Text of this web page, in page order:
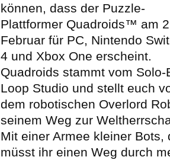
können, dass der Puzzle-
Plattformer Quadroids™ am
Februar für PC, Nintendo
4 und Xbox One erscheint.
Quadroids stammt vom
Loop Studio und stellt euch
dem robotischen Overlord
seinem Weg zur
Mit einer Armee kleiner Bots,
müsst ihr einen Weg durch